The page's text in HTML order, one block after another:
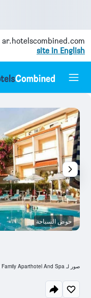
ar.hotelscombined.com
site in English
حوض السباحة
صور لـ Kassandra Family Aparthotel And Spa